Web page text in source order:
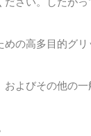
めの高多目的グ
およびその他の